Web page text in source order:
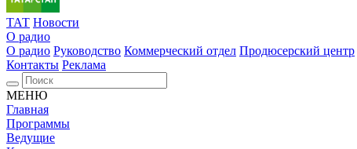
ТАТ Новости
О радио
О радио Руководство Коммерческий отдел Продюсерский центр
Контакты Реклама
МЕНЮ
Главная
Программы
Ведущие